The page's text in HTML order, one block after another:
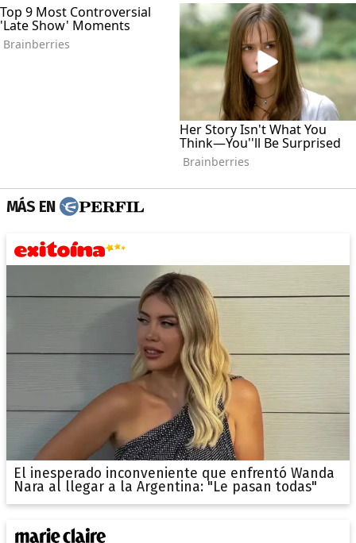
MÁS EN
El inesperado inconveniente que enfrentó Wanda
Nara al llegar a la Argentina: "Le pasan todas"